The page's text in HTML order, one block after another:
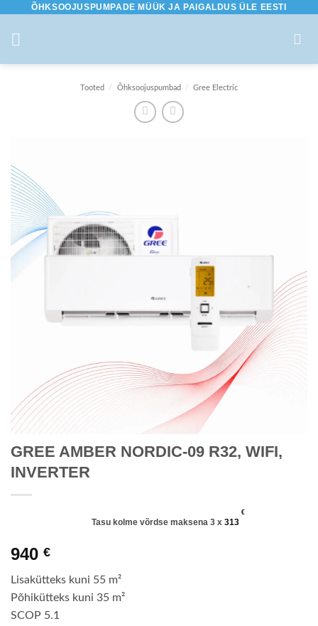
content
ÕHKSOOJUSPUMPADE MÜÜK JA PAIGALDUS ÜLE EESTI
Tooted / Õhksoojuspumbad / Gree Electric
GREE AMBER NORDIC-09 R32, WIFI,
INVERTER
Tasu kolme võrdse maksena 3 x 313
€
940 €
Lisakütteks kuni 55 m²
Põhikütteks kuni 35 m²
SCOP 5.1